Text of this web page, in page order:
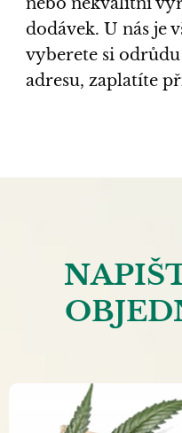
nebo nekvalitní
dodávek. U nás je
vyberete si
adresu, zaplatíte